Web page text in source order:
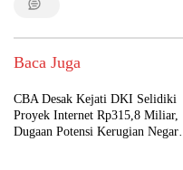
Baca Juga
CBA Desak Kejati DKI Selidiki
Proyek Internet Rp315,8 Miliar,
Dugaan Potensi Kerugian Negara